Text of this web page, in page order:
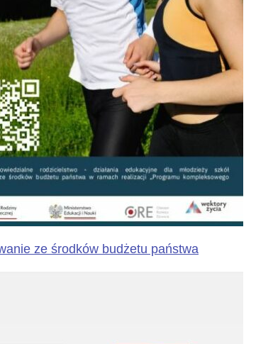
ze środków budżetu państwa